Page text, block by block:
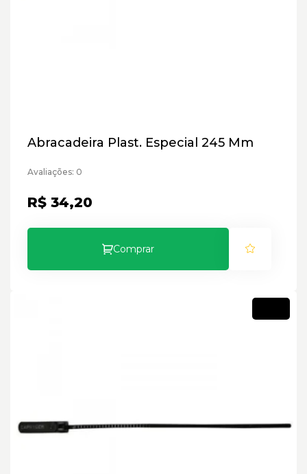
Abracadeira Plast. Especial 245 Mm
Avaliações: 0
R$ 34,20
Comprar